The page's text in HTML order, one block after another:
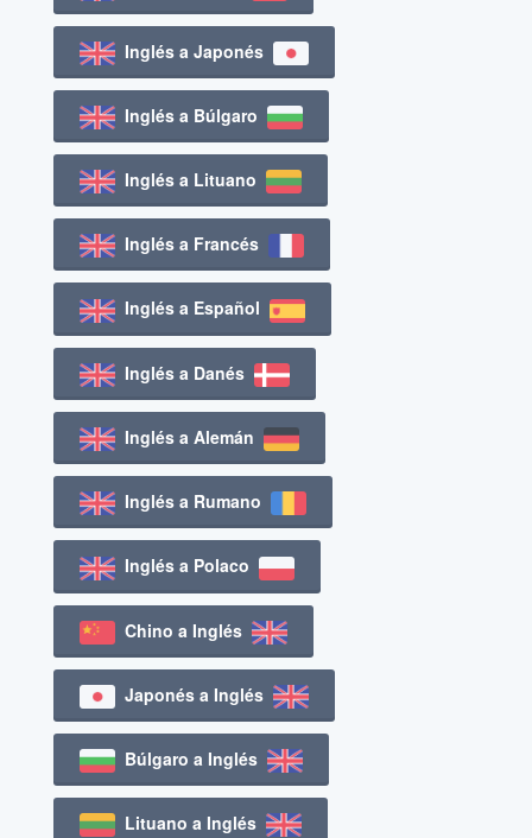
Inglés a Japonés
Inglés a Búlgaro
Inglés a Lituano
Inglés a Francés
Inglés a Español
Inglés a Danés
Inglés a Alemán
Inglés a Rumano
Inglés a Polaco
Chino a Inglés
Japonés a Inglés
Búlgaro a Inglés
Lituano a Inglés